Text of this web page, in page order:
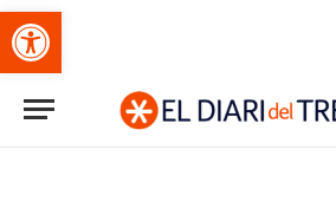
Obre la barra d'eines